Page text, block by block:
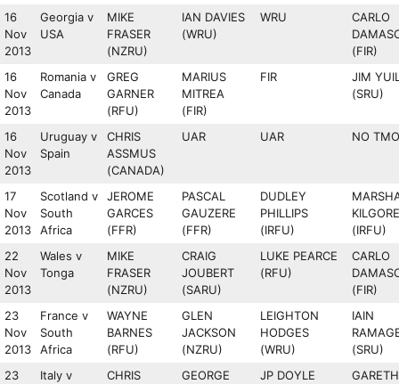
16
Nov
2013
Georgia v
USA
MIKE
FRASER
(NZRU)
IAN DAVIES
(WRU)
WRU
CARLO
(FIR)
16
Nov
2013
Romania v
Canada
GREG
GARNER
(RFU)
MARIUS
MITREA
(FIR)
FIR
JIM
(SRU)
16
Nov
2013
Uruguay v
Spain
CHRIS
ASSMUS
(CANADA)
UAR UAR NO TMO
17
Nov
2013
Scotland v
South
Africa
JEROME
GARCES
(FFR)
PASCAL
GAUZERE
(FFR)
DUDLEY
PHILLIPS
(IRFU)
KILGORE
(IRFU)
22
Nov
2013
Wales v
Tonga
MIKE
FRASER
(NZRU)
CRAIG
JOUBERT
(SARU)
LUKE PEARCE
(RFU)
CARLO
(FIR)
23
Nov
2013
France v
South
Africa
WAYNE
BARNES
(RFU)
GLEN
JACKSON
(NZRU)
LEIGHTON
HODGES
(WRU)
IAIN
(SRU)
23
Italy v
CHRIS
GEORGE
JP DOYLE
GARETH